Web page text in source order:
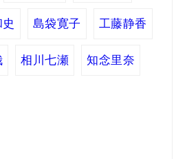
島袋寛子 工藤静香
相川七瀬 知念里奈